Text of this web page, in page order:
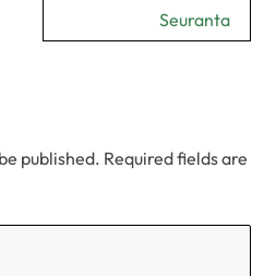
Seuranta
published. Required fields are